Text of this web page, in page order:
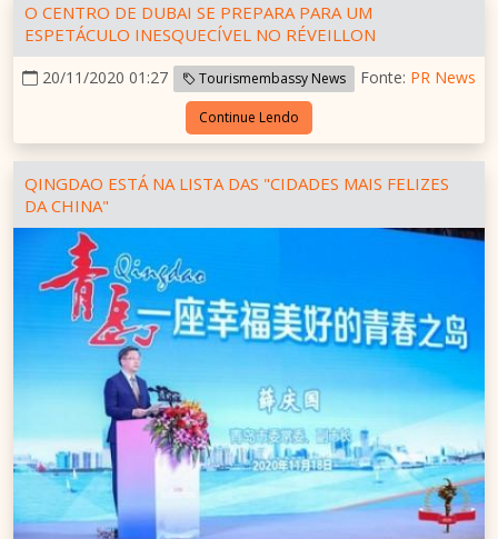
O CENTRO DE DUBAI SE PREPARA PARA UM
ESPETÁCULO INESQUECÍVEL NO RÉVEILLON
20/11/2020 01:27 Tourismembassy News Fonte: PR News
Continue Lendo
QINGDAO ESTÁ NA LISTA DAS "CIDADES MAIS FELIZES
DA CHINA"